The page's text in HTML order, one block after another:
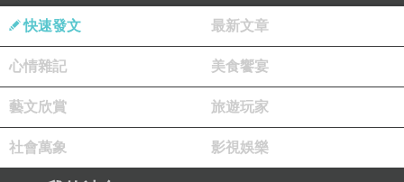
二、課程內容大綱
1.寵物產業衝突概述
衝突管理的特性與挑戰
-衝突的定義與重要性
常見衝突類型：顧客與業者、員工間、業者與
快速發文 最新文章
心情雜記 美食饗宴
藝文欣賞 旅遊玩家
社會萬象 影視娛樂